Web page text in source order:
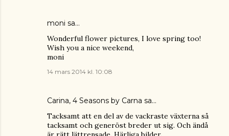
moni sa…
Wonderful flower pictures, I love spring too!
Wish you a nice weekend,
moni
14 mars 2014 kl. 10:08
Carina, 4 Seasons by Carna sa…
Tacksamt att en del av de vackraste växterna så
tacksamt och generöst breder ut sig. Och ändå